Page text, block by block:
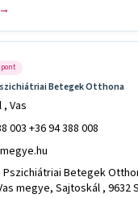
Betegek Otthona
Vas
003 +36 94 388 008
Pszichiátriai Betegek
megye, Sajtoskál , 9632